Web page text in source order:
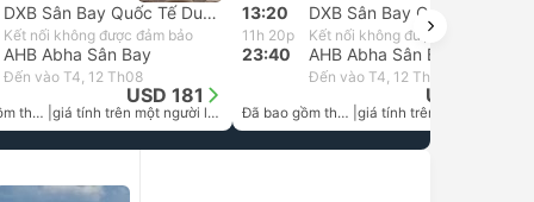
DXB Sân Bay Quốc Tế Dubai
Kết nối không được đảm bảo
AHB Abha Sân Bay
Đến vào T4, 12 Th08
USD 181
Đã bao gồm thuế | giá tính trên một người lớn
13:20
11h 20p Kết nối không được đảm bảo
23:40 AHB Abha Sân Bay
Đến vào T4, 12 Th08
USD 209
Đã bao gồm thuế |